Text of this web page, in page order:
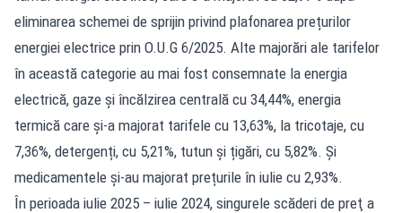
eliminarea schemei de sprijin privind plafonarea prețurilor
energiei electrice prin O.U.G 6/2025. Alte majorări ale tarifelor
în această categorie au mai fost consemnate la energia
electrică, gaze și încălzirea centrală cu 34,44%, energia
termică care și-a majorat tarifele cu 13,63%, la tricotaje, cu
7,36%, detergenți, cu 5,21%, tutun și țigări, cu 5,82%. Și
medicamentele și-au majorat prețurile în iulie cu 2,93%.
În perioada iulie 2025 – iulie 2024, singurele scăderi de preţ a